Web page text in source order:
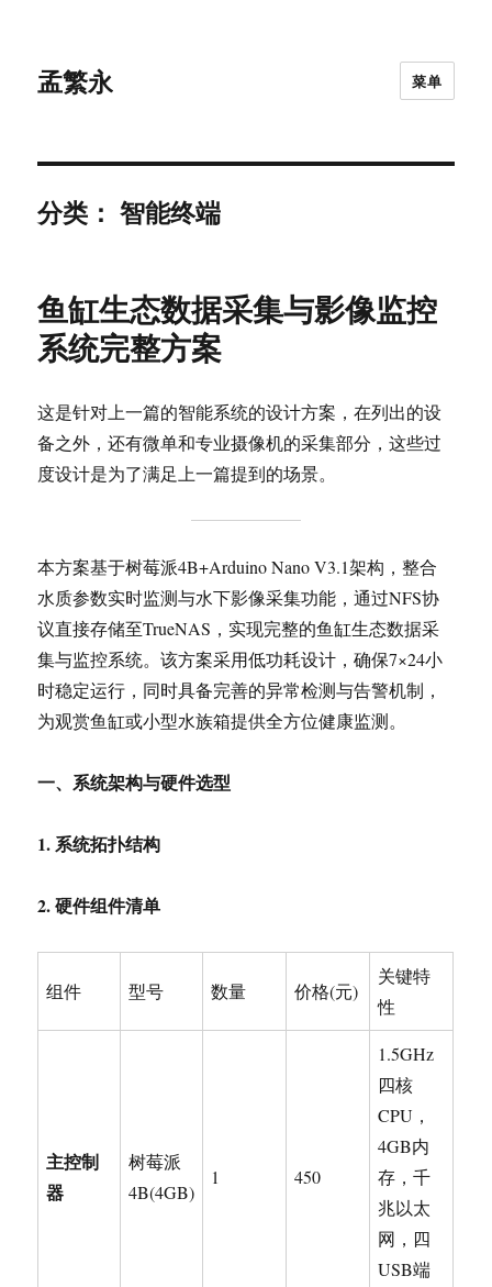
孟繁永 菜单
分类：智能终端
鱼缸生态数据采集与影像监控
系统完整方案
这是针对上一篇的智能系统的设计方案，在列出的设
备之外，还有微单和专业摄像机的采集部分，这些过
度设计是为了满足上一篇提到的场景。
本方案基于树莓派4B+Arduino Nano V3.1架构，整合
水质参数实时监测与水下影像采集功能，通过NFS协
议直接存储至TrueNAS，实现完整的鱼缸生态数据采
集与监控系统。该方案采用低功耗设计，确保7×24小
时稳定运行，同时具备完善的异常检测与告警机制，
为观赏鱼缸或小型水族箱提供全方位健康监测。
一、系统架构与硬件选型
1.系统拓扑结构
2.硬件组件清单
组件 型号 数量 价格(元)
关键特
性
主控制
器
树莓派
4B(4GB)
1 450
1.5GHz
四核
CPU，
4GB内
存，千
兆以太
网，四
USB端